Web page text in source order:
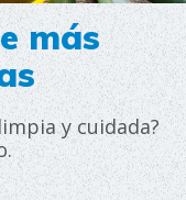
más
y cuidada?